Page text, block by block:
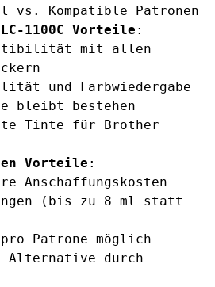
vs. Kompatible Patronen
1100C Vorteile :
mit allen
und Farbwiedergabe
bleibt bestehen
Tinte für Brother
Vorteile :
Anschaffungskosten
(bis zu 8 ml statt
Patrone möglich
Alternative durch